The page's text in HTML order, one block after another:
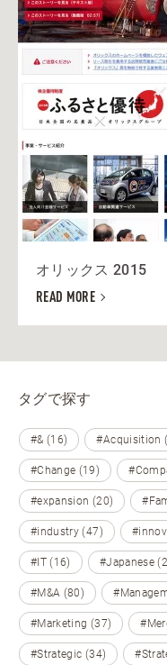
オリックス 2015
READ MORE
タグで探す
#& (16) #Acquisition
#Change (19)
#expansion (20)
#industry (47)
#IT (16) #Japanese
#M&A (80)
#Marketing (37)
#Strategic (34)